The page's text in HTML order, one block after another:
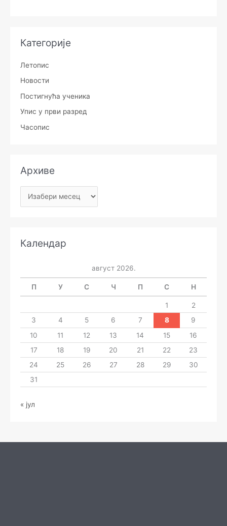
Категорије
Летопис
Новости
Постигнућа ученика
Упис у први разред
Часопис
Архиве
Календар
август 2026.
П У С Ч П С Н
1
2
3
4 5 6 7 8
9
10
11 12 13 14 15
16
17
18 19 20 21 22
23
24
25 26 27 28 29
30
31
« јул